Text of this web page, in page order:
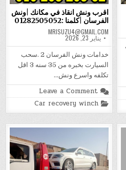
اقرب ونش انقاذ في مكانك |ونش
الفرسان |كلمنا :01282505052
MRISUZU4@GMAIL.COM
يناير 23, 2026
خدامات ونش الفرسان 2 .سحب
السيارت بخبره من 35 سنه 3 اقل
تكلفه واسرع ونش…
Leave a Comment
اقرب
ونش
انقاذ
مكانك
|
ونش
الفرسان
|
كلمنا
:01282505052
Posted
Car recovery winch